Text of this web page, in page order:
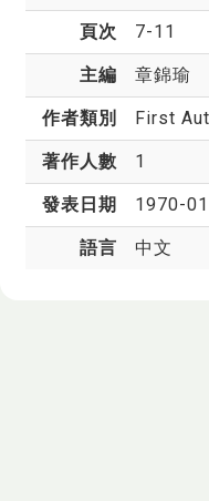
頁次 7-11
主編 章錦瑜
作者類別 First
著作人數 1
發表日期 1970-
語言 中文